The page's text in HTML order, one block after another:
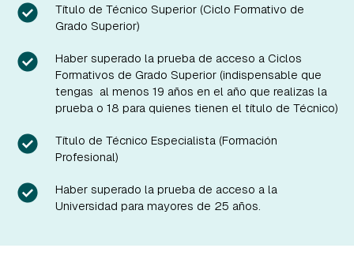
Título de Técnico Superior (Ciclo Formativo de
Grado Superior)
Haber superado la prueba de acceso a Ciclos
Formativos de Grado Superior (indispensable que
tengas al menos 19 años en el año que realizas la
prueba o 18 para quienes tienen el título de Técnico)
Título de Técnico Especialista (Formación
Profesional)
Haber superado la prueba de acceso a la
Universidad para mayores de 25 años.